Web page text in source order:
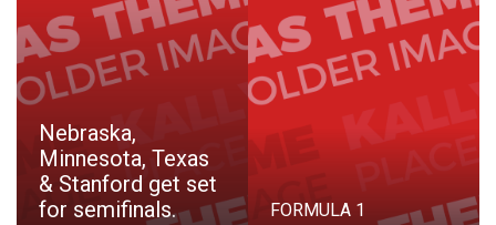
Nebraska,
Minnesota, Texas
& Stanford get set
for semifinals.
FORMULA 1